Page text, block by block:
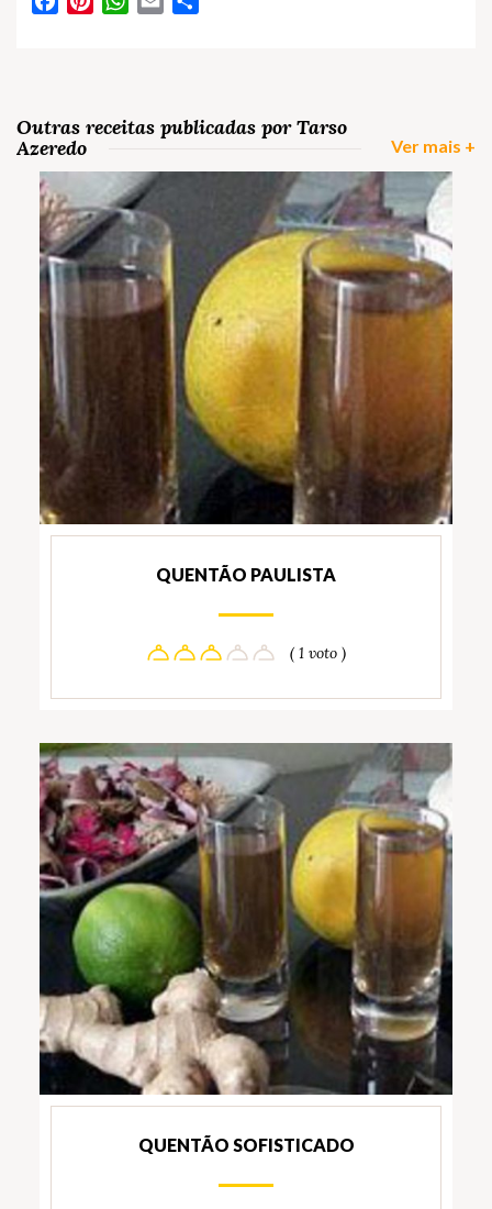
Outras receitas publicadas por Tarso
Azeredo
Ver mais +
QUENTÃO PAULISTA
( 1 voto )
QUENTÃO SOFISTICADO